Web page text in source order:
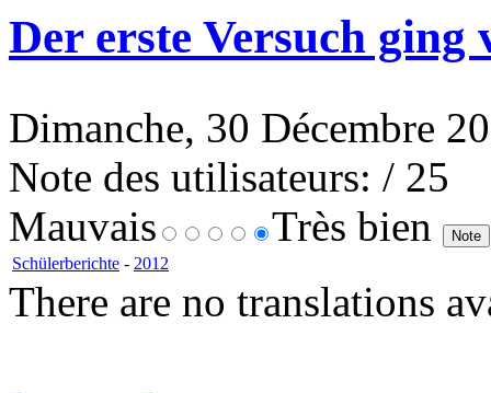
Der erste Versuch ging
Dimanche, 30 Décembre
Note des utilisateurs: / 25
Mauvais
Très bien
Schülerberichte - 2012
There are no translations